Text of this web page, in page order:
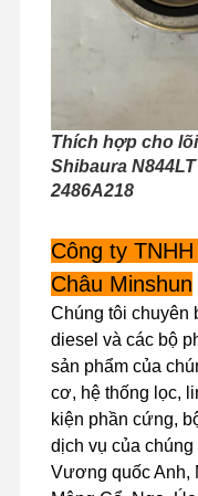
Các Trường
Hợp
động cơ Perkins
Động cơ Yanmar
động cơ Kubota
Động cơ Isuzu
Thích hợp cho
Shibaura
2486A218
Công ty
Châu Minshun
Chúng tôi chuyên
diesel và các bộ
sản phẩm của
cơ, hệ thống lọc,
kiện phần cứng,
dịch vụ của
Vương quốc Anh,